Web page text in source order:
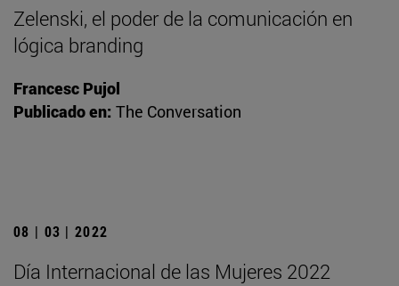
Zelenski, el poder de la comunicación en
lógica branding
Francesc Pujol
Publicado en: The Conversation
08 | 03 | 2022
Día Internacional de las Mujeres 2022